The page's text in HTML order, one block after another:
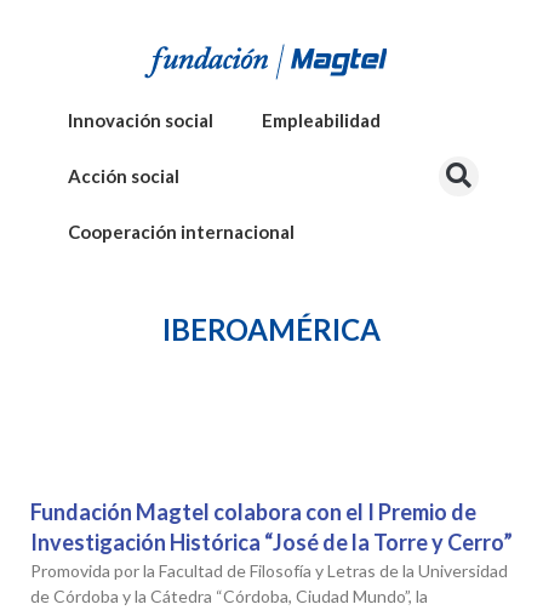
Innovación social Empleabilidad
Acción social
Cooperación internacional
IBEROAMÉRICA
Fundación Magtel colabora con el I Premio de
Investigación Histórica “José de la Torre y Cerro”
Promovida por la Facultad de Filosofía y Letras de la Universidad
de Córdoba y la Cátedra “Córdoba, Ciudad Mundo”, la